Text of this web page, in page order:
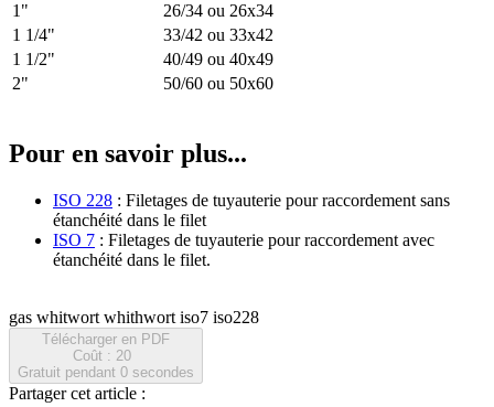
1"
26/34 ou 26x34
1 1/4"
33/42 ou 33x42
1 1/2"
40/49 ou 40x49
2"
50/60 ou 50x60
Pour en savoir plus...
ISO 228 : Filetages de tuyauterie pour raccordement sans
étanchéité dans le filet
ISO 7 : Filetages de tuyauterie pour raccordement avec
étanchéité dans le filet.
gas whitwort whithwort iso7 iso228
Télécharger en PDF
Coût : 20
Gratuit pendant 0 secondes
Partager cet article :